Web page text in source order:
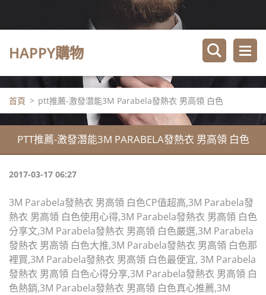
HAPPY購物
首頁 > ptt推薦-激發潛能3M Parabela發熱衣 男高領 白色
PTT推薦-激發潛能3M PARABELA發熱衣 男高領 白色
2017-03-17 06:27
3M Parabela發熱衣 男高領 白色CP值超高,3M Parabela發
熱衣 男高領 白色使用心得,3M Parabela發熱衣 男高領 白色
分享文,3M Parabela發熱衣 男高領 白色嚴選,3M Parabela
發熱衣 男高領 白色大推,3M Parabela發熱衣 男高領 白色那
裡買,3M Parabela發熱衣 男高領 白色最便宜, 3M Parabela
發熱衣 男高領 白色心得分享,3M Parabela發熱衣 男高領 白
色熱銷,3M Parabela發熱衣 男高領 白色真心推薦,3M